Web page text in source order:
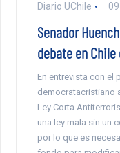
Diario UChile
Senador
debate en
En entrevista con el
democratacristiano
Ley Corta
una ley mala sin un
por lo que es